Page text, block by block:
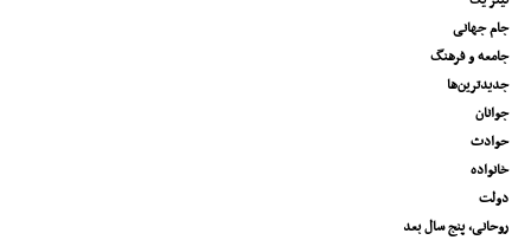
جام جهانی
جامعه و فرهنگ
جدیدترین‌ها
جوانان
حوادث
خانواده
دولت
روحانی، پنج سال بعد